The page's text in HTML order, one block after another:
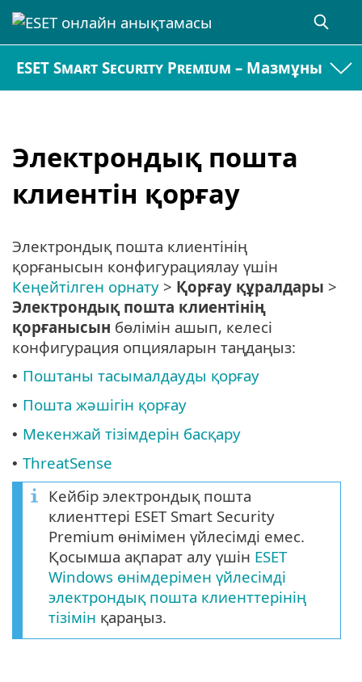
ESET Smart Security Premium – Мазмұны
Электрондық пошта
клиентін қорғау
Электрондық пошта клиентінің
қорғанысын конфигурациялау үшін
Кеңейтілген орнату > Қорғау құралдары >
Электрондық пошта клиентінің
қорғанысын бөлімін ашып, келесі
конфигурация опцияларын таңдаңыз:
• Поштаны тасымалдауды қорғау
• Пошта жәшігін қорғау
• Мекенжай тізімдерін басқару
• ThreatSense
Кейбір электрондық пошта
клиенттері ESET Smart Security
Premium өнімімен үйлесімді емес.
Қосымша ақпарат алу үшін ESET
Windows өнімдерімен үйлесімді
электрондық пошта клиенттерінің
тізімін қараңыз.